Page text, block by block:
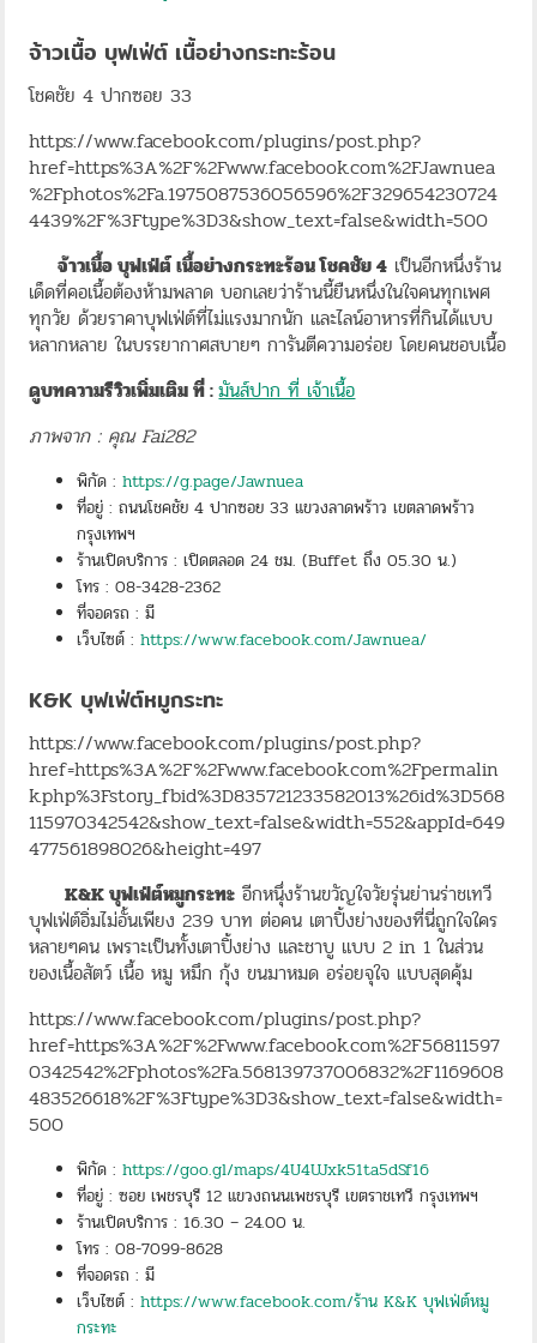
จ้าวเนื้อ บุฟเฟ่ต์ เนื้อย่างกระทะร้อน
โชคชัย 4 ปากซอย 33
https://www.facebook.com/plugins/post.php?
href=https%3A%2F%2Fwww.facebook.com%2FJawnuea
%2Fphotos%2Fa.1975087536056596%2F329654230724
4439%2F%3Ftype%3D3&show_text=false&width=500
จ้าวเนื้อ บุฟเฟ่ต์ เนื้อย่างกระทะร้อน โชคชัย 4 เป็นอีกหนึ่งร้าน
เด็ดที่คอเนื้อต้องห้ามพลาด บอกเลยว่าร้านนี้ยืนหนึ่งในใจคนทุกเพศ
ทุกวัย ด้วยราคาบุฟเฟ่ต์ที่ไม่แรงมากนัก และไลน์อาหารที่กินได้แบบ
หลากหลาย ในบรรยากาศสบายๆ การันตีความอร่อย โดยคนชอบเนื้อ
ดูบทความรีวิวเพิ่มเติม ที่ :มันส์ปาก ที่ เจ้าเนื้อ
ภาพจาก : คุณ Fai282
พิกัด :https://g.page/Jawnuea
ที่อยู่ : ถนนโชคชัย 4 ปากซอย 33 แขวงลาดพร้าว เขตลาดพร้าว
กรุงเทพฯ
ร้านเปิดบริการ : เปิดตลอด 24 ชม. (Buffet ถึง 05.30 น.)
โทร : 08-3428-2362
ที่จอดรถ : มี
เว็บไซต์ :https://www.facebook.com/Jawnuea/
K&K บุฟเฟ่ต์หมูกระทะ
https://www.facebook.com/plugins/post.php?
href=https%3A%2F%2Fwww.facebook.com%2Fpermalin
k.php%3Fstory_fbid%3D835721233582013%26id%3D568
115970342542&show_text=false&width=552&appId=649
477561898026&height=497
K&K บุฟเฟ่ต์หมูกระทะ อีกหนุึ่งร้านขวัญใจวัยรุ่นย่านร่าชเทวี
บุฟเฟ่ต์อิ่มไม่อั้นเพียง 239 บาท ต่อคน เตาปิ้งย่างของที่นี่ถูกใจใคร
หลายๆคน เพราะเป็นทั้งเตาปิ้งย่าง และชาบู แบบ 2 in 1 ในส่วน
ของเนื้อสัตว์ เนื้อ หมู หมึก กุ้ง ขนมาหมด อร่อยจุใจ แบบสุดคุ้ม
https://www.facebook.com/plugins/post.php?
href=https%3A%2F%2Fwww.facebook.com%2F56811597
0342542%2Fphotos%2Fa.568139737006832%2F1169608
483526618%2F%3Ftype%3D3&show_text=false&width=
500
พิกัด :https://goo.gl/maps/4U4UJxk51ta5dSf16
ที่อยู่ : ซอย เพชรบุรี 12 แขวงถนนเพชรบุรี เขตราชเทวี กรุงเทพฯ
ร้านเปิดบริการ : 16.30 – 24.00 น.
โทร : 08-7099-8628
ที่จอดรถ : มี
เว็บไซต์ :https://www.facebook.com/ร้าน K&K บุฟเฟ่ต์หมู
กระทะ